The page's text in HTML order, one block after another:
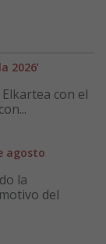
2026’
con el
agosto
la
del